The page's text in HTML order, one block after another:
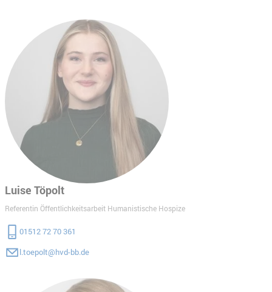
Luise Töpolt
Referentin Öffentlichkeitsarbeit Humanistische Hospize
01512 72 70 361
l.toepolt@hvd-bb.de